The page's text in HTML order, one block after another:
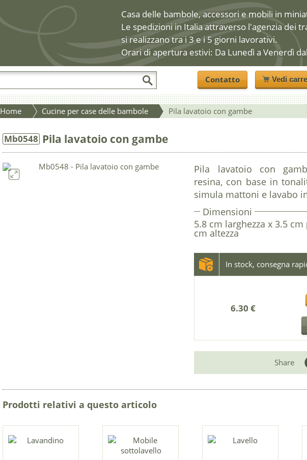
Casa delle bambole, accessori e mobili in
Le spedizioni in Italia attraverso l'agenzia dei
si realizzano tra i 3 e i 5 giorni lavorativi.
Orari di apertura estivi: Da Lunedì a Venerdì
Contatto Vedi
Mb0548 Pila lavatoio con gambe
Pila lavatoio con
resina, con base in
simula mattoni e lavabo
Dimensioni
5.8 cm larghezza x 3.5
cm altezza
In stock, consegna
6.30 €
Share
Prodotti relativi a questo articolo
Home Cucine per case delle bambole Pila lavatoio con gambe